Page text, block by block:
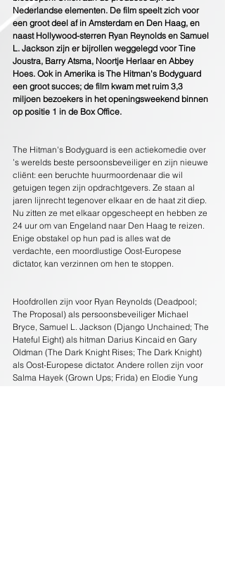
Nederlandse elementen. De film speelt zich voor
een groot deel af in Amsterdam en Den Haag, en
naast Hollywood-sterren Ryan Reynolds en Samuel
L. Jackson zijn er bijrollen weggelegd voor Tine
Joustra, Barry Atsma, Noortje Herlaar en Abbey
Hoes. Ook in Amerika is The Hitman's Bodyguard
een groot succes; de film kwam met ruim 3,3
miljoen bezoekers in het openingsweekend binnen
op positie 1 in de Box Office.
The Hitman's Bodyguard is een actiekomedie over
’s werelds beste persoonsbeveiliger en zijn nieuwe
cliënt: een beruchte huurmoordenaar die wil
getuigen tegen zijn opdrachtgevers. Ze staan al
jaren lijnrecht tegenover elkaar en de haat zit diep.
Nu zitten ze met elkaar opgescheept en hebben ze
24 uur om van Engeland naar Den Haag te reizen.
Enige obstakel op hun pad is alles wat de
verdachte, een moordlustige Oost-Europese
dictator, kan verzinnen om hen te stoppen.
Hoofdrollen zijn voor Ryan Reynolds (Deadpool;
The Proposal) als persoonsbeveiliger Michael
Bryce, Samuel L. Jackson (Django Unchained; The
Hateful Eight) als hitman Darius Kincaid en Gary
Oldman (The Dark Knight Rises; The Dark Knight)
als Oost-Europese dictator. Andere rollen zijn voor
Salma Hayek (Grown Ups; Frida) en Elodie Yung